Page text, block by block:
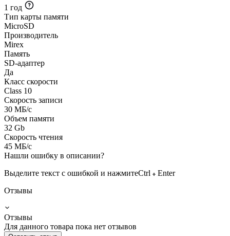
1 год
Тип карты памяти
MicroSD
Производитель
Mirex
Память
SD-адаптер
Да
Класс скорости
Class 10
Скорость записи
30 МБ/с
Объем памяти
32 Gb
Скорость чтения
45 МБ/с
Нашли ошибку в описании?
Выделите текст с ошибкой и нажмитеCtrl
Enter
Отзывы
Отзывы
Для данного товара пока нет отзывов